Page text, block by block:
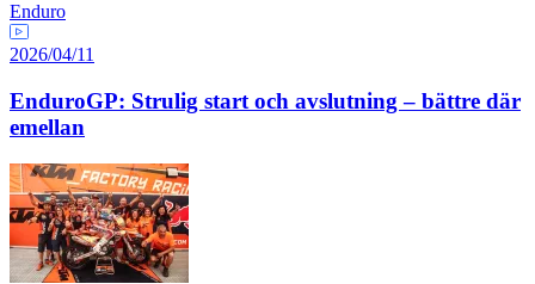
Enduro
2026/04/11
EnduroGP: Strulig start och avslutning – bättre där
emellan